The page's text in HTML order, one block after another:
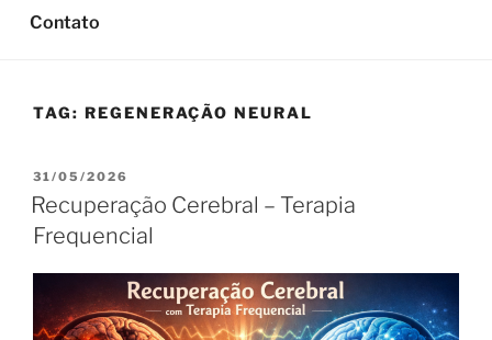
Contato
TAG: REGENERAÇÃO NEURAL
PUBLICADO
EM
31/05/2026
Recuperação Cerebral – Terapia
Frequencial